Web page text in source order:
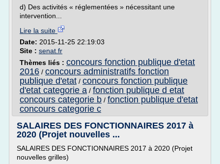
d) Des activités « réglementées » nécessitant une
intervention...
Lire la suite
Date: 2015-11-25 22:19:03
Site : senat.fr
Thèmes liés : concours fonction publique d'etat
2016 / concours administratifs fonction
publique d'etat / concours fonction publique
d'etat categorie a / fonction publique d etat
concours categorie b / fonction publique d'etat
concours categorie c
SALAIRES DES FONCTIONNAIRES 2017 à
2020 (Projet nouvelles ...
SALAIRES DES FONCTIONNAIRES 2017 à 2020 (Projet
nouvelles grilles)